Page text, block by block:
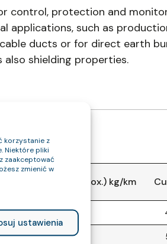
korzystanie z
Niektóre pliki
zaakceptować
zmienić w
ustawienia
control, protection and
applications, such as
ducts or for direct earth
shielding properties.
Cable Weight (approx.) kg/km
947
1160